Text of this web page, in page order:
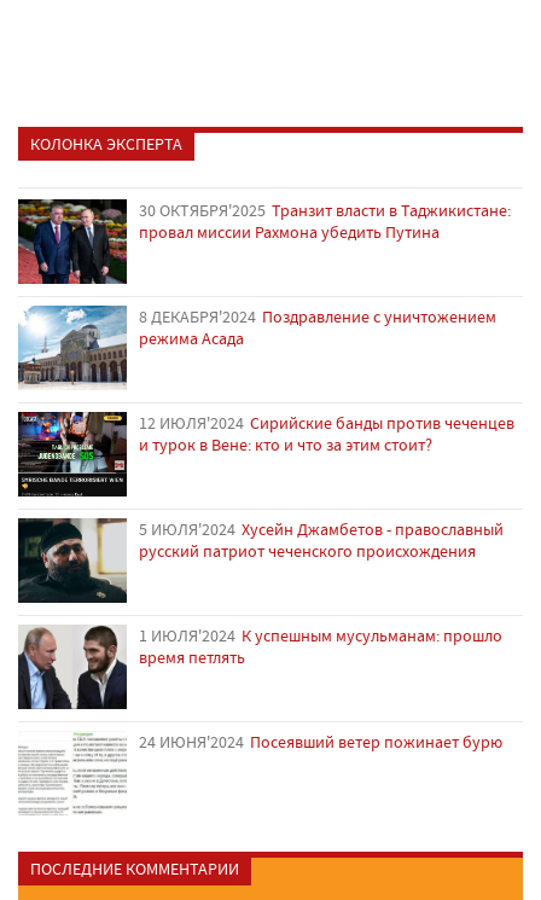
КОЛОНКА ЭКСПЕРТА
30 ОКТЯБРЯ'2025 Транзит власти в Таджикистане:
провал миссии Рахмона убедить Путина
8 ДЕКАБРЯ'2024 Поздравление с уничтожением
режима Асада
12 ИЮЛЯ'2024 Сирийские банды против чеченцев
и турок в Вене: кто и что за этим стоит?
5 ИЮЛЯ'2024 Хусейн Джамбетов - православный
русский патриот чеченского происхождения
1 ИЮЛЯ'2024 К успешным мусульманам: прошло
время петлять
24 ИЮНЯ'2024 Посеявший ветер пожинает бурю
ПОСЛЕДНИЕ КОММЕНТАРИИ